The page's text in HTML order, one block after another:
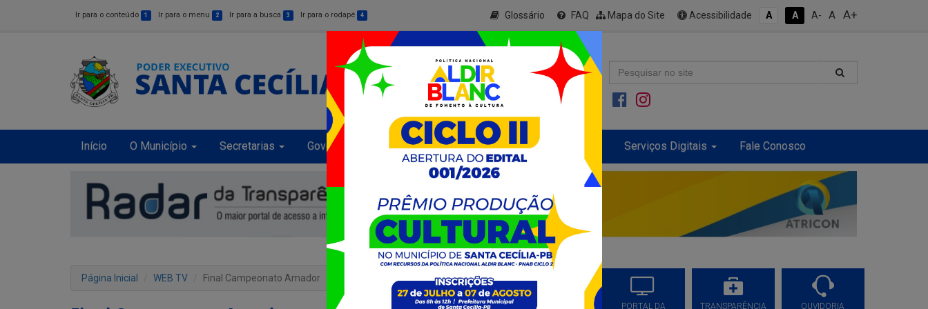
Ir para o conteúdo 1 Ir para o menu 2 Ir para a busca 3 Ir para o rodapé 4 Glossário FAQ Mapa do Site Acessibilidade A A A- A A+
Início O Município Secretarias Governo Municipal Informe-se + Transparência Serviços Digitais Fale Conosco
Página Inicial WEB TV Final Campeonato Amador
PORTAL DA TRANSPARÊNCIA OUVIDORIA